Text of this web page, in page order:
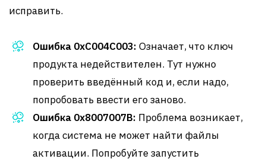
исправить.
Ошибка 0xC004C003: Означает, что ключ
продукта недействителен. Тут нужно
проверить введённый код и, если надо,
попробовать ввести его заново.
Ошибка 0x8007007B: Проблема возникает,
когда система не может найти файлы
активации. Попробуйте запустить